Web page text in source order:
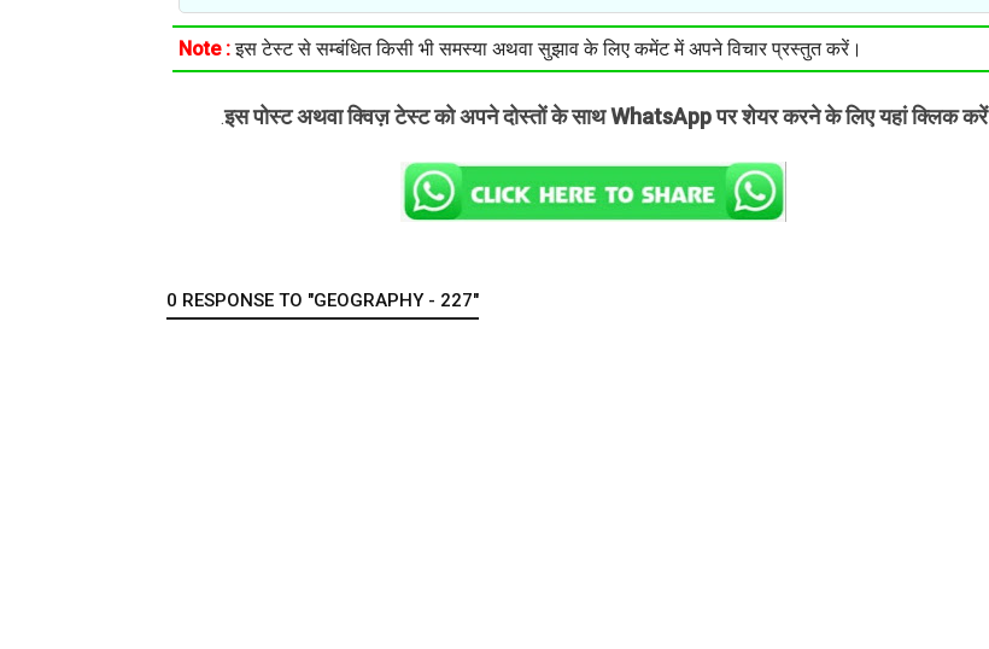
Note :इस टेस्ट से सम्बंधित किसी भी समस्या अथवा सुझाव के लिए कमेंट में अपने विचार प्रस्तुत करें।
.इस पोस्ट अथवा क्विज़ टेस्ट को अपने दोस्तों के साथ WhatsApp पर शेयर करने के लिए यहां क्लिक करें
0 RESPONSE TO "GEOGRAPHY - 227"